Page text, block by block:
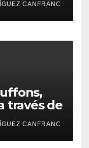
CANFRANC
través de
CANFRANC